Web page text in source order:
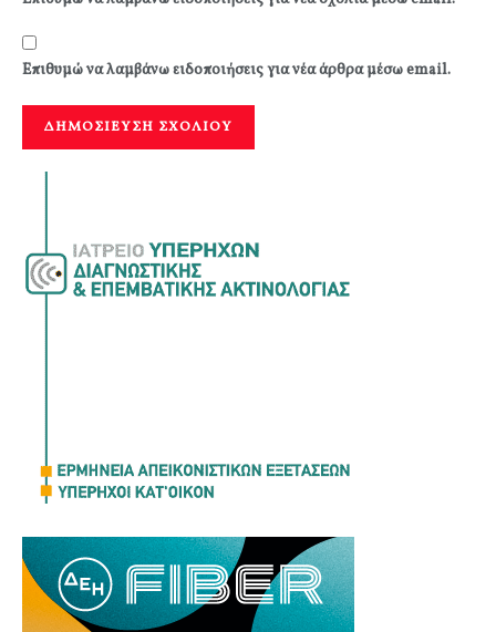
Επιθυμώ να λαμβάνω ειδοποιήσεις για νέα άρθρα μέσω email.